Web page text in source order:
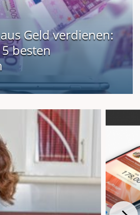
Geld verdienen:
besten